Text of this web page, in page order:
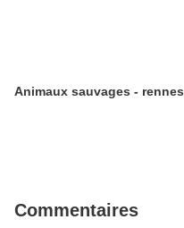
Animaux sauvages - rennes
Commentaires